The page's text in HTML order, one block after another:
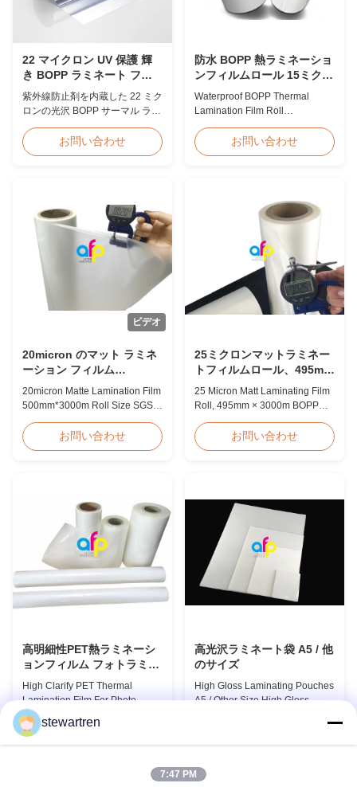
22 マイクロン UV 保護 輝
き BOPP ラミネート フィ
ルム 摩擦 耐性
紫外線防止剤を内蔵した 22 ミク
ロンの光沢 BOPP サーマル ラミ
ハード コーティング、幅 2000
mm、光学的透明度 92% 以上
お問い合わせ
防水 BOPP 熱ラミネーショ
ンフィルムロール 15ミクロ
ン 18ミクロン 20ミクロン
23ミクロン 25ミクロン
Waterproof BOPP Thermal
Lamination Film Roll
Thermal Roll Laminating Film
Supplier As a professional
clients since 2008. We produce
high-quality roll laminating film
お問い合わせ
ビデオ
20micron のマット ラミネ
ーション フィルム
500mm*3000m のロール サ
イズ SGS の証明
20micron Matte Lamination Film
500mm*3000m Roll Size SGS
Hot Sales Chinese Factory Price
20micron Matte Lamination Film
Our competitive advantage
includes offering factory pricing
お問い合わせ
25ミクロンマットラミネー
トフィルムロール、495mm
* 3000m BOPPラミネート
フィルム
25 Micron Matt Laminating Film
Roll, 495mm × 3000m BOPP
BOPP Thermal Lamination Film,
Roll Measured 495mm × 3000m
AFP-Y25 AFP-Y27 Type Glossy
Glossy Glossy Glossy Matte
Matte Matte Thickness ...
お問い合わせ
高明細性PET熱ラミネーシ
ョンフィルム フォトラミネ
ーション SGS承認
High Clarify PET Thermal
Lamination Film For Photo
Lamination SGS Approval
Product Overview We produce
high clarity PET thermal
お問い合わせ
高光沢ラミネート袋 A5 / 他
のサイズ
High Gloss Laminating Pouches
A5 / Other Size High Gloss
A2/A3/A4/A5/A6/A7/A8/B4/B5
Thickness Popular Size
stewartren
7:47 PM